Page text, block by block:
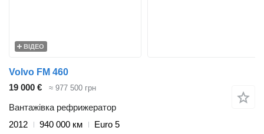
ВІДЕО
Volvo FM 460
19 000 €
≈ 977 500 грн
Вантажівка рефрижератор
2012
940 000 км
Euro 5